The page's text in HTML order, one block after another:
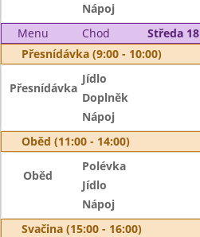
Nápoj
Menu
Chod
Středa
Přesnídávka (9:00 - 10:00)
Přesnídávka
Jídlo
Doplněk
Nápoj
Oběd (11:00 - 14:00)
Oběd
Polévka
Jídlo
Nápoj
Svačina (15:00 - 16:00)